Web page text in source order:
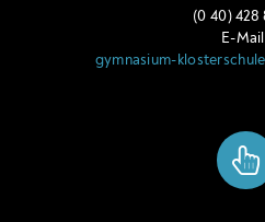
(0 40) 428
E-
gymnasium-